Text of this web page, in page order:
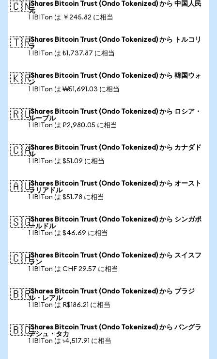
🇨🇳iShares Bitcoin Trust (Ondo Tokenized) から 中国人民
元
1 IBITon は ￥245.82 に相当
🇹🇷iShares Bitcoin Trust (Ondo Tokenized) から トルコリ
ラ
1 IBITon は ₺1,737.87 に相当
🇰🇷iShares Bitcoin Trust (Ondo Tokenized) から 韓国ウォ
ン
1 IBITon は ₩51,691.03 に相当
🇷🇺iShares Bitcoin Trust (Ondo Tokenized) から ロシア・
ルーブル
1 IBITon は ₽2,980.05 に相当
🇨🇦iShares Bitcoin Trust (Ondo Tokenized) から カナダド
ル
1 IBITon は $51.09 に相当
🇦🇺iShares Bitcoin Trust (Ondo Tokenized) から オースト
ラリアドル
1 IBITon は $51.78 に相当
🇸🇬iShares Bitcoin Trust (Ondo Tokenized) から シンガポ
ールドル
1 IBITon は $46.69 に相当
🇨🇭iShares Bitcoin Trust (Ondo Tokenized) から スイスフ
ラン
1 IBITon は CHF 29.57 に相当
🇧🇷iShares Bitcoin Trust (Ondo Tokenized) から ブラジ
ル・レアル
1 IBITon は R$186.21 に相当
🇧🇩iShares Bitcoin Trust (Ondo Tokenized) から バングラ
デシュ・タカ
1 IBITon は ৳4,517.91 に相当